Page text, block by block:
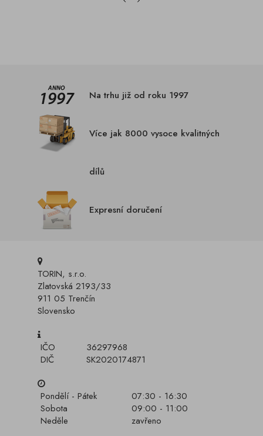
Na trhu již od roku 1997
Více jak 8000 vysoce kvalitných
dílů
Expresní doručení
TORIN, s.r.o.
Zlatovská 2193/33
911 05 Trenčín
Slovensko
IČO
36297968
DIČ
SK2020174871
Pondělí - Pátek
07:30 - 16:30
Sobota
09:00 - 11:00
Neděle
zavřeno